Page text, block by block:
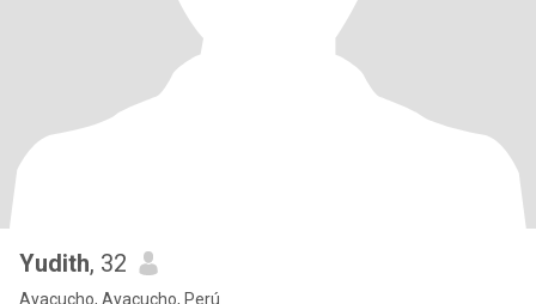
Yudith, 32
Ayacucho, Ayacucho, Perú